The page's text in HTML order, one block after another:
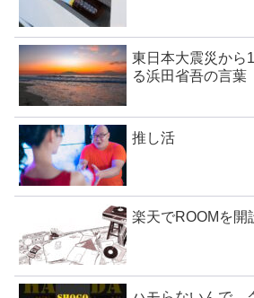
東日本大震災か
る浜田省吾の言葉
推し活
楽天でROOMを開